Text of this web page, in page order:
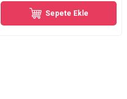
Sepete Ekle